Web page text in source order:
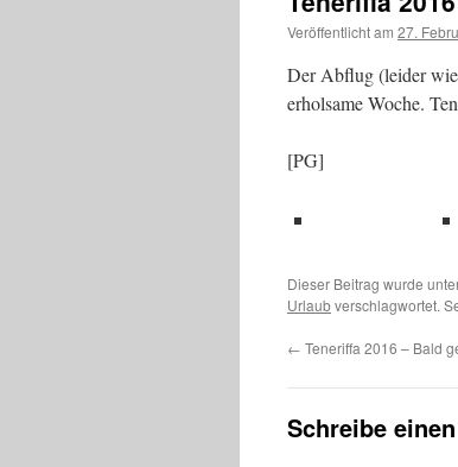
Veröffentlicht am 27.
Der Abflug (leider
erholsame Woche.
[PG]
Dieser Beitrag wurde
Urlaubverschlagwortet.
← Teneriffa 2016 – Bald
Schreibe